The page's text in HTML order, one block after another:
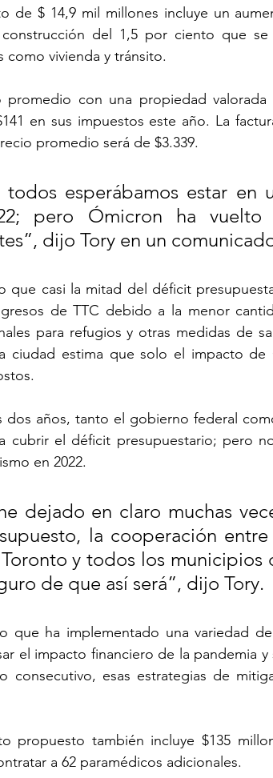
de $ 14,9 mil millones incluye un
del 1,5 por ciento que se
como vivienda y tránsito.
promedio con una propiedad
en sus impuestos este año. La
promedio será de $3.339.
todos esperábamos estar en
pero Ómicron ha
dijo Tory en un
que casi la mitad del déficit
de TTC debido a la menor
para refugios y otras medidas de
ciudad estima que solo el impacto de
dos años, tanto el gobierno federal
cubrir el déficit presupuestario; pero
en 2022.
dejado en claro muchas
la cooperación
y todos los municipios
de que así será”, dijo Tory.
que ha implementado una variedad
el impacto financiero de la pandemia
consecutivo, esas estrategias de
propuesto también incluye $135
a 62 paramédicos adicionales.